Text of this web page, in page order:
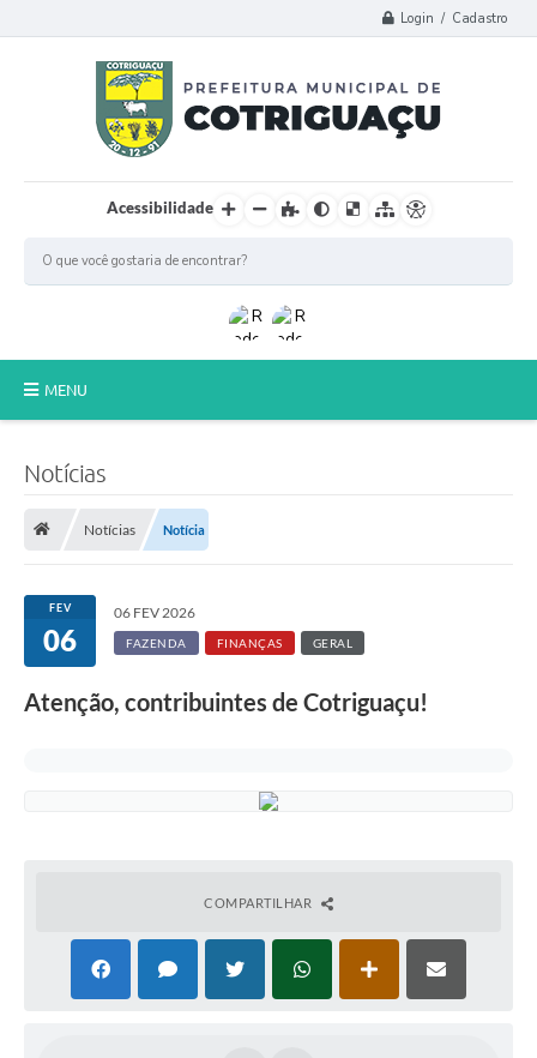
Login / Cadastro
Acessibilidade
MENU
A Prefeitura
Notícias
Audiências Públicas
Notícias
Notícias Notícia
FEV
06
06 FEV 2026
FAZENDA FINANÇAS GERAL
Atenção, contribuintes de Cotriguaçu!
COMPARTILHAR